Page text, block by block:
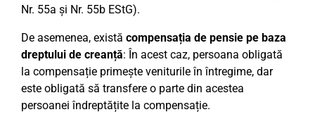
Nr. 55a și Nr. 55b EStG).
De asemenea, există compensația de pensie pe baza
dreptului de creanță: În acest caz, persoana obligată
la compensație primește veniturile în întregime, dar
este obligată să transfere o parte din acestea
persoanei îndreptățite la compensație.